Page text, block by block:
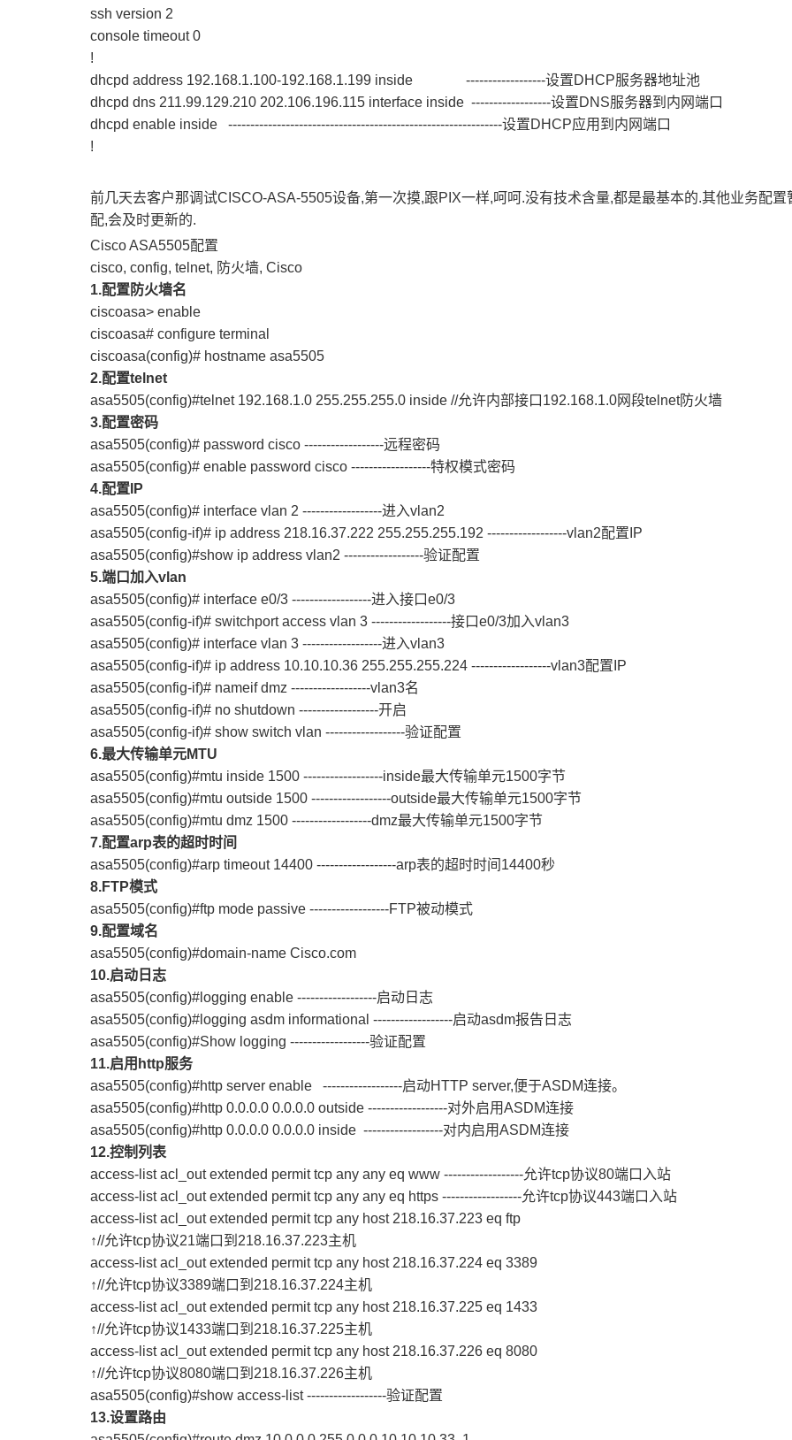
ssh version 2
console timeout 0
!
dhcpd address 192.168.1.100-192.168.1.199 inside ------------------设置DHCP服务器地址池
dhcpd dns 211.99.129.210 202.106.196.115 interface inside ------------------设置DNS服务器到内网端口
dhcpd enable inside --------------------------------------------------------------设置DHCP应用到内网端口
!
前几天去客户那调试CISCO-ASA-5505设备,第一次摸,跟PIX一样,呵呵.没有技术含量,都是最基本的.其他业务配置
配,会及时更新的.
Cisco ASA5505配置
cisco, config, telnet, 防火墙, Cisco
1.配置防火墙名
ciscoasa> enable
ciscoasa# configure terminal
ciscoasa(config)# hostname asa5505
2.配置telnet
asa5505(config)#telnet 192.168.1.0 255.255.255.0 inside //允许内部接口192.168.1.0网段telnet防火墙
3.配置密码
asa5505(config)# password cisco ------------------远程密码
asa5505(config)# enable password cisco ------------------特权模式密码
4.配置IP
asa5505(config)# interface vlan 2 ------------------进入vlan2
asa5505(config-if)# ip address 218.16.37.222 255.255.255.192 ------------------vlan2配置IP
asa5505(config)#show ip address vlan2 ------------------验证配置
5.端口加入vlan
asa5505(config)# interface e0/3 ------------------进入接口e0/3
asa5505(config-if)# switchport access vlan 3 ------------------接口e0/3加入vlan3
asa5505(config)# interface vlan 3 ------------------进入vlan3
asa5505(config-if)# ip address 10.10.10.36 255.255.255.224 ------------------vlan3配置IP
asa5505(config-if)# nameif dmz ------------------vlan3名
asa5505(config-if)# no shutdown ------------------开启
asa5505(config-if)# show switch vlan ------------------验证配置
6.最大传输单元MTU
asa5505(config)#mtu inside 1500 ------------------inside最大传输单元1500字节
asa5505(config)#mtu outside 1500 ------------------outside最大传输单元1500字节
asa5505(config)#mtu dmz 1500 ------------------dmz最大传输单元1500字节
7.配置arp表的超时时间
asa5505(config)#arp timeout 14400 ------------------arp表的超时时间14400秒
8.FTP模式
asa5505(config)#ftp mode passive ------------------FTP被动模式
9.配置域名
asa5505(config)#domain-name Cisco.com
10.启动日志
asa5505(config)#logging enable ------------------启动日志
asa5505(config)#logging asdm informational ------------------启动asdm报告日志
asa5505(config)#Show logging ------------------验证配置
11.启用http服务
asa5505(config)#http server enable ------------------启动HTTP server,便于ASDM连接。
asa5505(config)#http 0.0.0.0 0.0.0.0 outside ------------------对外启用ASDM连接
asa5505(config)#http 0.0.0.0 0.0.0.0 inside ------------------对内启用ASDM连接
12.控制列表
access-list acl_out extended permit tcp any any eq www ------------------允许tcp协议80端口入站
access-list acl_out extended permit tcp any any eq https ------------------允许tcp协议443端口入站
access-list acl_out extended permit tcp any host 218.16.37.223 eq ftp
↑//允许tcp协议21端口到218.16.37.223主机
access-list acl_out extended permit tcp any host 218.16.37.224 eq 3389
↑//允许tcp协议3389端口到218.16.37.224主机
access-list acl_out extended permit tcp any host 218.16.37.225 eq 1433
↑//允许tcp协议1433端口到218.16.37.225主机
access-list acl_out extended permit tcp any host 218.16.37.226 eq 8080
↑//允许tcp协议8080端口到218.16.37.226主机
asa5505(config)#show access-list ------------------验证配置
13.设置路由